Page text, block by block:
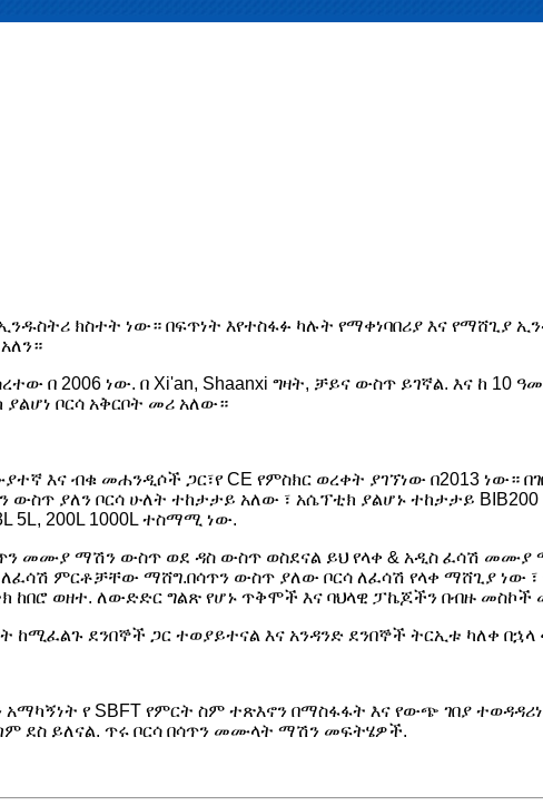
ክስተት ነው። በፍጥነት እየተስፋፉ ካሉት የማቀነባበሪያ እና የማሸጊያ
በ 2006 ነው. በ Xi'an, Shaanxi ግዛት, ቻይና ውስጥ ይገኛል. እና
ቦርሳ አቅርቦት መሪ አለው።
እና ብቁ መሐንዲሶች ጋር፣የ CE የምስክር ወረቀት ያገኘነው በ2013 ነው።
ያለን ቦርሳ ሁለት ተከታታይ አለው ፣ አሴፕቲክ ያልሆኑ ተከታታይ BIB200 ፣
200L 1000L ተስማሚ ነው.
መሙያ ማሽን ውስጥ ወደ ዳስ ውስጥ ወስደናል ይህ የላቀ & አዲስ ፈሳሽ
ምርቶቻቸው ማሸግ.በሳጥን ውስጥ ያለው ቦርሳ ለፈሳሽ የላቀ ማሸጊያ ነው
ከበሮ ወዘተ. ለውድድር ግልጽ የሆኑ ጥቅሞች እና ባህላዊ ፓኬጆችን በብዙ
ደንበኞች ጋር ተወያይተናል እና አንዳንድ ደንበኞች ትርኢቱ ካለቀ በኋላ
የ SBFT የምርት ስም ተጽእኖን በማስፋፋት እና የውጭ ገበያ
ደስ ይለናል. ጥሩ ቦርሳ በሳጥን መሙላት ማሽን መፍትሄዎች.